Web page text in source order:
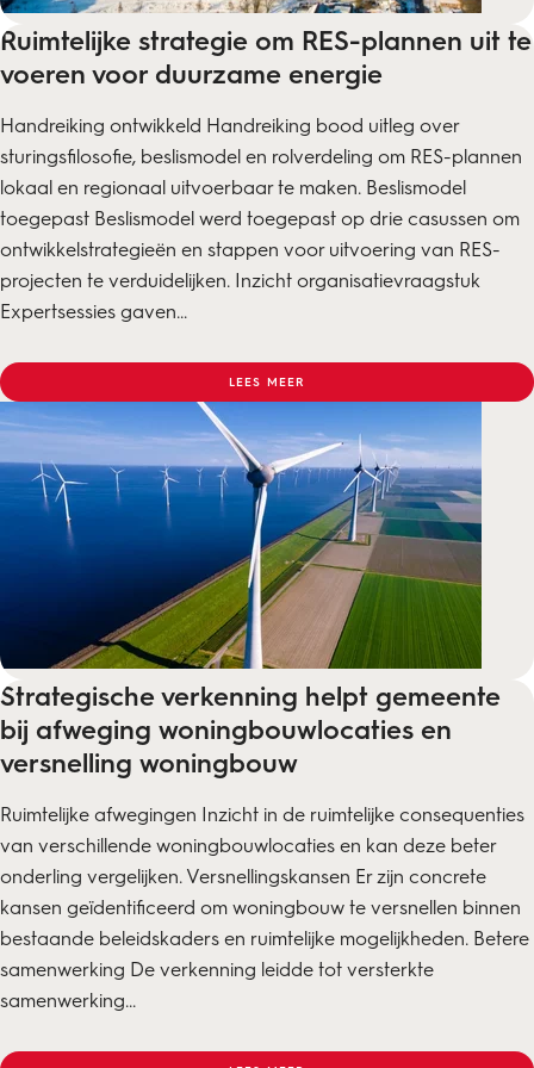
Ruimtelijke strategie om RES-plannen uit te
voeren voor duurzame energie
Handreiking ontwikkeld Handreiking bood uitleg over
sturingsfilosofie, beslismodel en rolverdeling om RES-plannen
lokaal en regionaal uitvoerbaar te maken. Beslismodel
toegepast Beslismodel werd toegepast op drie casussen om
ontwikkelstrategieën en stappen voor uitvoering van RES-
projecten te verduidelijken. Inzicht organisatievraagstuk
Expertsessies gaven...
LEES MEER
Strategische verkenning helpt gemeente
bij afweging woningbouwlocaties en
versnelling woningbouw
Ruimtelijke afwegingen Inzicht in de ruimtelijke consequenties
van verschillende woningbouwlocaties en kan deze beter
onderling vergelijken. Versnellingskansen Er zijn concrete
kansen geïdentificeerd om woningbouw te versnellen binnen
bestaande beleidskaders en ruimtelijke mogelijkheden. Betere
samenwerking De verkenning leidde tot versterkte
samenwerking...